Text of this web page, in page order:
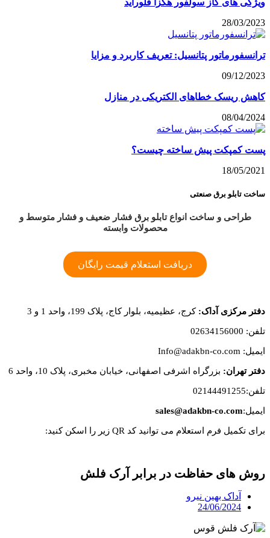
28/03/2023
ترانسفورماتور پتانسیل: تعریف کاربرد و مزایا
09/12/2023
کاهش ریسک خطاهای الکتریکی در منازل
08/04/2024
پست کمپکت پیش ساخته چیست؟
18/05/2021
ساخت تابلو برق صنعتی
طراحی و ساخت انواع تابلو برق فشار ضعیف و فشار متوسط و
محصولات وابسته
دریافت استعلام قیمت رایگان
دفتر مرکزی آداک: کرج، عظیمیه، بلوار کاج، پلاک 199، واحد 1 و 3
تلفن: 02634156000
ایمیل: Info@adakbn-co.com
دفتر تهران: بزرگراه اشرفی اصفهانی، خیابان مخبری، پلاک 10، واحد 6
تلفن:02144491255
ایمیل:sales@adakbn-co.com
برای تکمیل فرم استعلام می توانید کد QR زیر را اسکن کنید:
روش های حفاظت در برابر آرک فلش
آداک بهین نیرو
24/06/2024